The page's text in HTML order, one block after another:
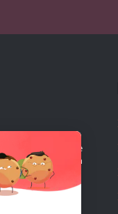
de l'Homme
connaissances en